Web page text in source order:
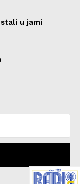
u jami